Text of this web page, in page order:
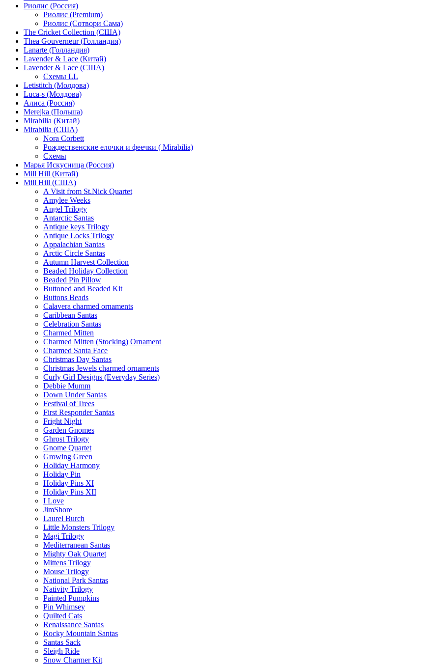
Риолис (Россия)
Риолис (Premium)
Риолис (Сотвори Сама)
The Cricket Collection (США)
Thea Gouverneur (Голландия)
Lanarte (Голландия)
Lavender & Lace (Китай)
Lavender & Lace (США)
Схемы LL
Letistitch (Молдова)
Luca-s (Молдова)
Алиса (Россия)
Merejka (Польша)
Mirabilia (Китай)
Mirabilia (США)
Nora Corbett
Рождественские елочки и феечки ( Mirabilia)
Схемы
Марья Искусница (Россия)
Mill Hill (Китай)
Mill Hill (США)
A Visit from St.Nick Quartet
Amylee Weeks
Angel Trilogy
Antarctic Santas
Antique keys Trilogy
Antique Locks Trilogy
Appalachian Santas
Arctic Circle Santas
Autumn Harvest Collection
Beaded Holiday Collection
Beaded Pin Pillow
Buttoned and Beaded Kit
Buttons Beads
Calavera charmed ornaments
Caribbean Santas
Celebration Santas
Charmed Mitten
Charmed Mitten (Stocking) Ornament
Charmed Santa Face
Christmas Day Santas
Christmas Jewels charmed ornaments
Curly Girl Designs (Everyday Series)
Debbie Mumm
Down Under Santas
Festival of Trees
First Responder Santas
Fright Night
Garden Gnomes
Ghrost Trilogy
Gnome Quartet
Growing Green
Holiday Harmony
Holiday Pin
Holiday Pins XI
Holiday Pins XII
I Love
JimShore
Laurel Burch
Little Monsters Trilogy
Magi Trilogy
Mediterranean Santas
Mighty Oak Quartet
Mittens Trilogy
Mouse Trilogy
National Park Santas
Nativity Trilogy
Painted Pumpkins
Pin Whimsey
Quilted Cats
Renaissance Santas
Rocky Mountain Santas
Santas Sack
Sleigh Ride
Snow Charmer Kit